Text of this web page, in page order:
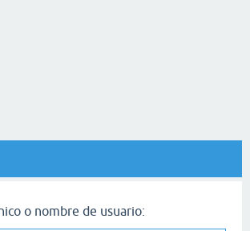
o nombre de usuario: